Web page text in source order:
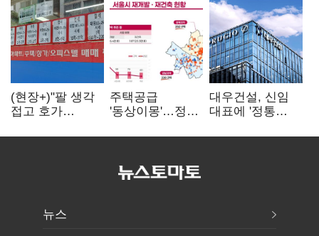
(현장+)"팔 생각
접고 호가
똘똘한 한 채'
주택공급
'동상이몽'…정부
없으면 '공수표'
대우건설, 신임
대표에 '정통
부사장 내정
뉴스